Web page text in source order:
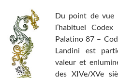
Du point de vue
l’habituel
Palatino 87 –
Landini est
valeur et
des XIVe/XVe